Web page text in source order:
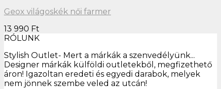
Geox világoskék női farmer
13 990 Ft
RÓLUNK
Stylish Outlet- Mert a márkák a szenvedélyünk...
Designer márkák külföldi outletekből, megfizethető
áron! Igazoltan eredeti és egyedi darabok, melyek
nem jönnek szembe veled az utcán!